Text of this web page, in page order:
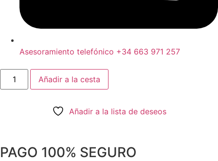
Asesoramiento telefónico +34 663 971 257
Añadir a la cesta
Añadir a la lista de deseos
PAGO 100% SEGURO